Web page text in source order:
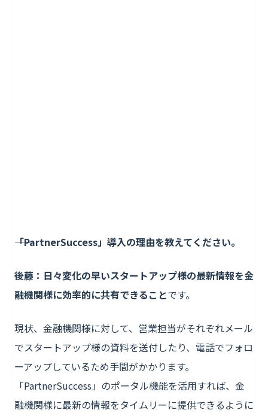
――「PartnerSuccess」導入の理由を教えてください。
後藤：日々変化の早いスタートアップ様の最新情報を金
融機関様に効率的に共有できることです。
現状、金融機関様に対して、営業担当がそれぞれメール
でスタートアップ様の資料を送付したり、電話でフォロ
ーアップしているため手間がかかります。
「PartnerSuccess」のポータル機能を活用すれば、金
融機関様に最新の情報をタイムリーに提供できるように